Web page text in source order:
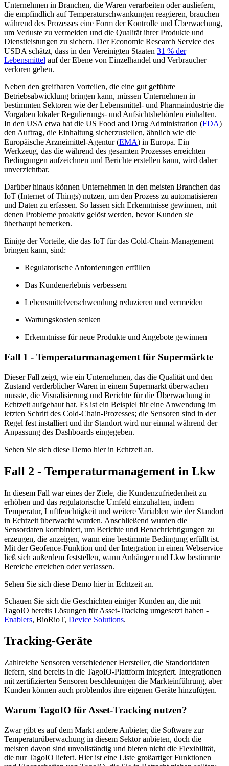
Unternehmen in Branchen, die Waren verarbeiten oder ausliefern,
die empfindlich auf Temperaturschwankungen reagieren, brauchen
während des Prozesses eine Form der Kontrolle und Überwachung,
um Verluste zu vermeiden und die Qualität ihrer Produkte und
Dienstleistungen zu sichern. Der Economic Research Service des
USDA schätzt, dass in den Vereinigten Staaten 31 % der
Lebensmittel auf der Ebene von Einzelhandel und Verbraucher
verloren gehen.
Neben den greifbaren Vorteilen, die eine gut geführte
Betriebsabwicklung bringen kann, müssen Unternehmen in
bestimmten Sektoren wie der Lebensmittel- und Pharmaindustrie die
Vorgaben lokaler Regulierungs- und Aufsichtsbehörden einhalten.
In den USA etwa hat die US Food and Drug Administration (FDA)
den Auftrag, die Einhaltung sicherzustellen, ähnlich wie die
Europäische Arzneimittel-Agentur (EMA) in Europa. Ein
Werkzeug, das die während des gesamten Prozesses erreichten
Bedingungen aufzeichnen und Berichte erstellen kann, wird daher
unverzichtbar.
Darüber hinaus können Unternehmen in den meisten Branchen das
IoT (Internet of Things) nutzen, um den Prozess zu automatisieren
und Daten zu erfassen. So lassen sich Erkenntnisse gewinnen, mit
denen Probleme proaktiv gelöst werden, bevor Kunden sie
überhaupt bemerken.
Einige der Vorteile, die das IoT für das Cold-Chain-Management
bringen kann, sind:
Regulatorische Anforderungen erfüllen
Das Kundenerlebnis verbessern
Lebensmittelverschwendung reduzieren und vermeiden
Wartungskosten senken
Erkenntnisse für neue Produkte und Angebote gewinnen
Fall 1 - Temperaturmanagement für Supermärkte
Dieser Fall zeigt, wie ein Unternehmen, das die Qualität und den
Zustand verderblicher Waren in einem Supermarkt überwachen
musste, die Visualisierung und Berichte für die Überwachung in
Echtzeit aufgebaut hat. Es ist ein Beispiel für eine Anwendung im
letzten Schritt des Cold-Chain-Prozesses; die Sensoren sind in der
Regel fest installiert und ihr Standort wird nur einmal während der
Anpassung des Dashboards eingegeben.
Sehen Sie sich diese Demo hier in Echtzeit an.
Fall 2 - Temperaturmanagement in Lkw
In diesem Fall war eines der Ziele, die Kundenzufriedenheit zu
erhöhen und das regulatorische Umfeld einzuhalten, indem
Temperatur, Luftfeuchtigkeit und weitere Variablen wie der Standort
in Echtzeit überwacht wurden. Anschließend wurden die
Sensordaten kombiniert, um Berichte und Benachrichtigungen zu
erzeugen, die anzeigen, wann eine bestimmte Bedingung erfüllt ist.
Mit der Geofence-Funktion und der Integration in einen Webservice
ließ sich außerdem feststellen, wann Anhänger und Lkw bestimmte
Bereiche erreichen oder verlassen.
Sehen Sie sich diese Demo hier in Echtzeit an.
Schauen Sie sich die Geschichten einiger Kunden an, die mit
TagoIO bereits Lösungen für Asset-Tracking umgesetzt haben -
Enablers, BioRioT, Device Solutions.
Tracking-Geräte
Zahlreiche Sensoren verschiedener Hersteller, die Standortdaten
liefern, sind bereits in die TagoIO-Plattform integriert. Integrationen
mit zertifizierten Sensoren beschleunigen die Markteinführung, aber
Kunden können auch problemlos ihre eigenen Geräte hinzufügen.
Warum TagoIO für Asset-Tracking nutzen?
Zwar gibt es auf dem Markt andere Anbieter, die Software zur
Temperaturüberwachung in diesem Sektor anbieten, doch die
meisten davon sind unvollständig und bieten nicht die Flexibilität,
die nur TagoIO liefert. Hier ist eine Liste großartiger Funktionen